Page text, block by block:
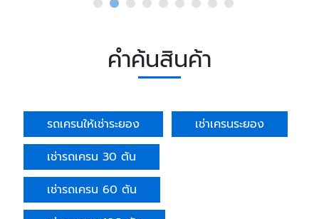
คำค้นสินค้า
รถเครนให้เช่าระยอง
เช่าเครนระยอง
เช่ารถเครน 30 ตัน
เช่ารถเครน 60 ตัน